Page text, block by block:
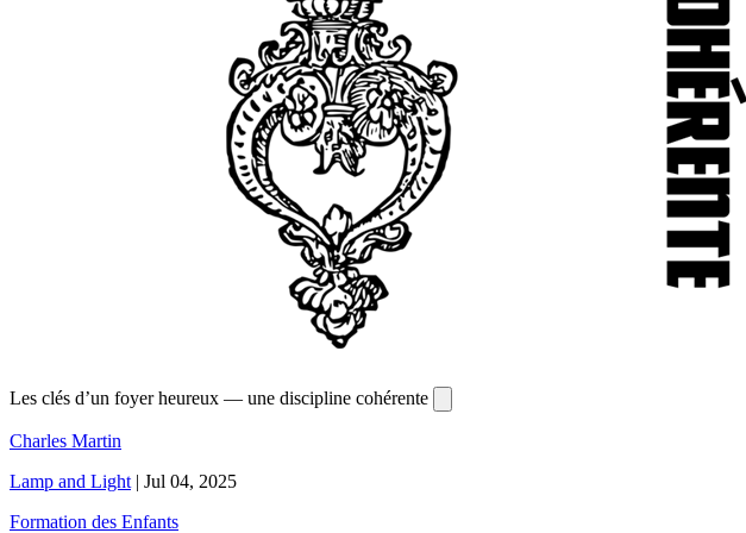
Les clés d’un foyer heureux — une discipline cohérente
Charles Martin
Lamp and Light | Jul 04, 2025
Formation des Enfants